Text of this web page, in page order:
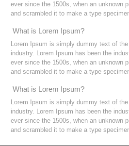
ever since the 1500s, when an unknown
and scrambled it to make a type
What is Lorem Ipsum?
Lorem Ipsum is simply dummy text of
industry. Lorem Ipsum has been the
ever since the 1500s, when an unknown
and scrambled it to make a type
What is Lorem Ipsum?
Lorem Ipsum is simply dummy text of
industry. Lorem Ipsum has been the
ever since the 1500s, when an unknown
and scrambled it to make a type